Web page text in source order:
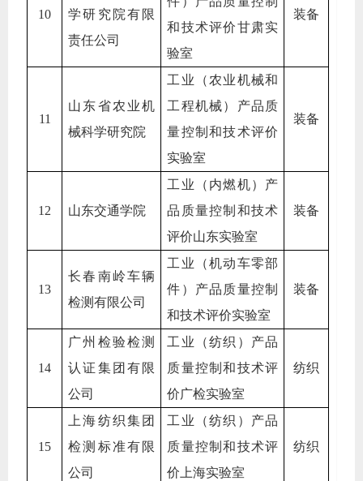
10
学研究院有限
责任公司
和技术评价甘肃实
验室
装备
11
山东省农业机
械科学研究院
工业（农业机械和
工程机械）产品质
量控制和技术评价
实验室
装备
12 山东交通学院
工业（内燃机）产
品质量控制和技术
评价山东实验室
装备
13
长春南岭车辆
检测有限公司
工业（机动车零部
件）产品质量控制
和技术评价实验室
装备
14
广州检验检测
认证集团有限
公司
工业（纺织）产品
质量控制和技术评
价广检实验室
纺织
15
上海纺织集团
检测标准有限
公司
工业（纺织）产品
质量控制和技术评
价上海实验室
纺织